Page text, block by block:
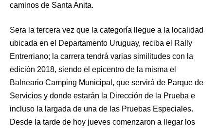
caminos de Santa Anita.
Sera la tercera vez que la categoría llegue a la localidad
ubicada en el Departamento Uruguay, reciba el Rally
Entrerriano; la carrera tendrá varias similitudes con la
edición 2018, siendo el epicentro de la misma el
Balneario Camping Municipal, que servirá de Parque de
Servicios y donde estarán la Dirección de la Prueba e
incluso la largada de una de las Pruebas Especiales.
Desde la tarde de hoy jueves comenzaron a llegar los